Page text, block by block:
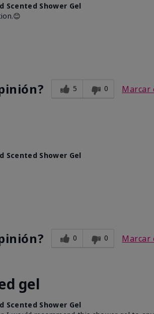
Scented Shower Gel
5 0 Marcar
Scented Shower Gel
0 0 Marcar
gel
Scented Shower Gel